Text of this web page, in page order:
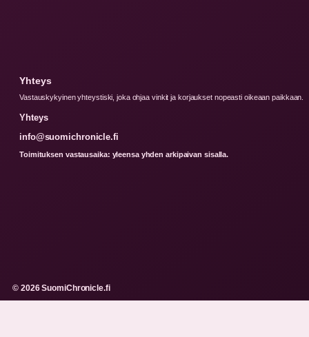
Yhteys
Vastauskykyinen yhteystiski, joka ohjaa vinkit ja korjaukset nopeasti oikeaan paikkaan.
Yhteys
info@suomichronicle.fi
Toimituksen vastausaika: yleensa yhden arkipaivan sisalla.
© 2026 SuomiChronicle.fi